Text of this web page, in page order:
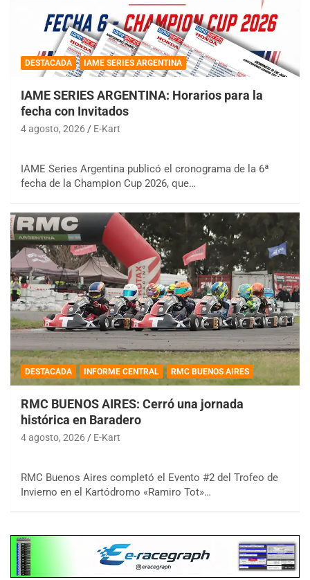
DESTACADA IAME SERIES ARGENTINA
IAME SERIES ARGENTINA: Horarios para la
fecha con Invitados
4 agosto, 2026 E-Kart
IAME Series Argentina publicó el cronograma de la 6ª
fecha de la Champion Cup 2026, que…
DESTACADA INFORME CENTRAL RMC BUENOS AIRES
RMC BUENOS AIRES: Cerró una jornada
histórica en Baradero
4 agosto, 2026 E-Kart
RMC Buenos Aires completó el Evento #2 del Trofeo de
Invierno en el Kartódromo «Ramiro Tot»…